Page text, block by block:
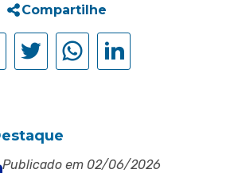
Compartilhe
Publicado em 02/06/2026